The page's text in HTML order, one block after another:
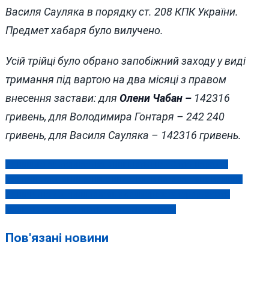
Василя Сауляка в порядку ст. 208 КПК України.
Предмет хабаря було вилучено.
Усій трійці було обрано запобіжний заходу у виді
тримання під вартою на два місяці з правом
внесення застави: для Олени Чабан – 142316
гривень, для Володимира Гонтаря – 242 240
гривень, для Василя Сауляка – 142316 гривень.
Навігація
записів
Пов'язані новини